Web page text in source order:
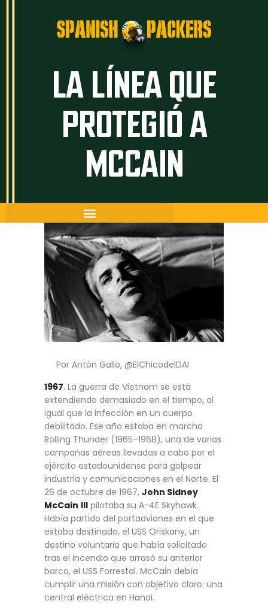
LA LÍNEA QUE
PROTEGIÓ A
MCCAIN
Artículos
Temporada 26/27
Historia
The Frozen Tundra
Guía Packers
Por Antón Gallo, @ElChicodelDAI
1967. La guerra de Vietnam se está
extendiendo demasiado en el tiempo, al
igual que la infección en un cuerpo
debilitado. Ese año estaba en marcha
Rolling Thunder (1965–1968), una de varias
campañas aéreas llevadas a cabo por el
ejército estadounidense para golpear
industria y comunicaciones en el Norte. El
26 de octubre de 1967, John Sidney
McCain III pilotaba su A-4E Skyhawk.
Había partido del portaaviones en el que
estaba destinado, el USS Oriskany, un
destino voluntario que había solicitado
tras el incendio que arrasó su anterior
barco, el USS Forrestal. McCain debía
cumplir una misión con objetivo claro: una
central eléctrica en Hanoi.